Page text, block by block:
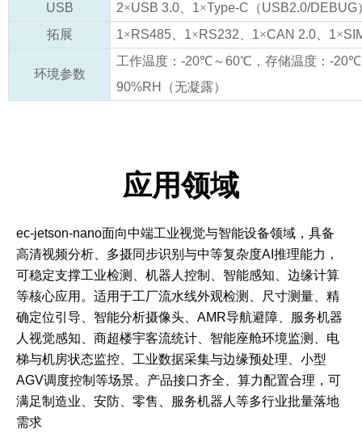
USB
2×USB 3.0 1×Type-C （USB2.0/DEBUG
拓展
1×RS485 1×RS232 1×CAN 2.0 1×
环境参数
工作温度： -20℃～60℃，存储温度： -20℃
90%RH
（无凝露）
应用领域
ec-jetson-nano面向中端工业视觉与智能设备领域，具备
高清视频分析、多摄同步识别与中等复杂度AI推理能力，
可稳定支撑工业检测、机器人控制、智能感知、边缘计算
等核心应用。适用于工厂流水线外观检测、尺寸测量、精
确定位引导、智能分析摄像头、AMR导航避障、服务机器
人视觉感知、商超楼宇客流统计、智能座舱环境监测、电
梯与机房状态监控、工业数据采集与边缘预处理、小型
AGV调度控制等场景。产品接口齐全、算力配置合理，可
满足制造业、安防、零售、服务机器人等多行业批量落地
需求